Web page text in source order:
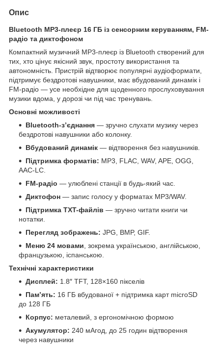
Опис
Bluetooth MP3-плеєр 16 ГБ із сенсорним керуванням, FM-
радіо та диктофоном
Компактний музичний MP3-плеєр із Bluetooth створений для
тих, хто цінує якісний звук, простоту використання та
автономність. Пристрій відтворює популярні аудіоформати,
підтримує бездротові навушники, має вбудований динамік і
FM-радіо — усе необхідне для щоденного прослуховування
музики вдома, у дорозі чи під час тренувань.
Основні можливості
Bluetooth-з’єднання — зручно слухати музику через
бездротові навушники або колонку.
Вбудований динамік — відтворення без навушників.
Підтримка форматів: MP3, FLAC, WAV, APE, OGG,
AAC-LC.
FM-радіо — улюблені станції в будь-який час.
Диктофон — запис голосу у форматах MP3/WAV.
Підтримка TXT-файлів — зручно читати книги чи
нотатки.
Перегляд зображень: JPG, BMP, GIF.
Меню 24 мовами , зокрема українською, англійською,
французькою, іспанською.
Технічні характеристики
Дисплей: 1.8″ TFT, 128×160 пікселів
Пам’ять: 16 ГБ вбудованої + підтримка карт microSD
до 128 ГБ
Корпус: металевий, з ергономічною формою
Акумулятор: 240 мАгод, до 25 годин відтворення
через навушники